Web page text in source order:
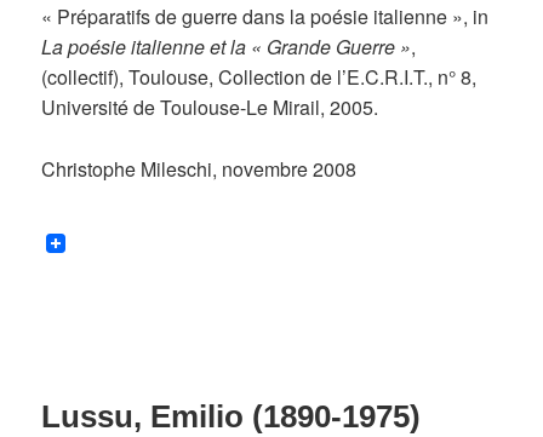
« Préparatifs de guerre dans la poésie italienne », in
La poésie italienne et la « Grande Guerre »,
(collectif), Toulouse, Collection de l’E.C.R.I.T., n° 8,
Université de Toulouse-Le Mirail, 2005.
Christophe Mileschi, novembre 2008
Lussu, Emilio (1890-1975)